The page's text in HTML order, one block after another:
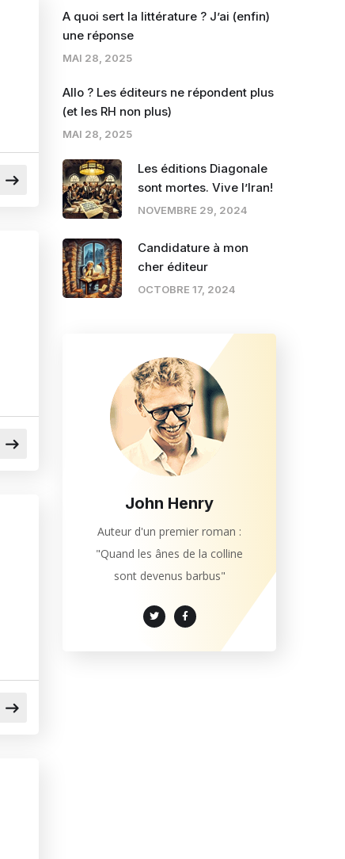
A quoi sert la littérature ? J’ai (enfin)
une réponse
MAI 28, 2025
Allo ? Les éditeurs ne répondent plus
(et les RH non plus)
MAI 28, 2025
Les éditions Diagonale
sont mortes. Vive l’Iran!
NOVEMBRE 29, 2024
Candidature à mon
cher éditeur
OCTOBRE 17, 2024
John Henry
Auteur d'un premier roman :
"Quand les ânes de la colline
sont devenus barbus"